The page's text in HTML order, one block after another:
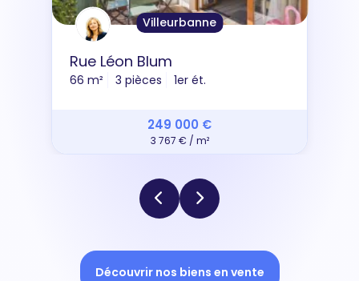
Villeurbanne
Rue Léon Blum
66 m² 3 pièces 1er ét.
249 000 €
3 767 € / m²
Découvrir nos biens en vente